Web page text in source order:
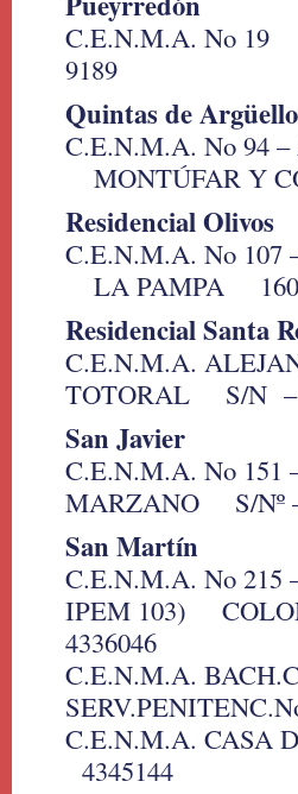
C.E.N.M.A. No
9189
Quintas de Argüello
C.E.N.M.A. No 94
MONTÚFAR Y
Residencial Olivos
C.E.N.M.A. No
LA PAMPA
Residencial Santa
C.E.N.M.A.
TOTORAL S/N –
San Javier
C.E.N.M.A. No
MARZANO S/Nº
San Martín
C.E.N.M.A. No 215
IPEM 103)
4336046
C.E.N.M.A.
C.E.N.M.A.
4345144